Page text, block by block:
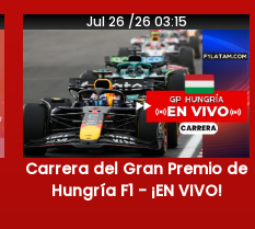
Jul 26 /26 03:15
Carrera del Gran Premio de
Hungría F1 - ¡EN VIVO!